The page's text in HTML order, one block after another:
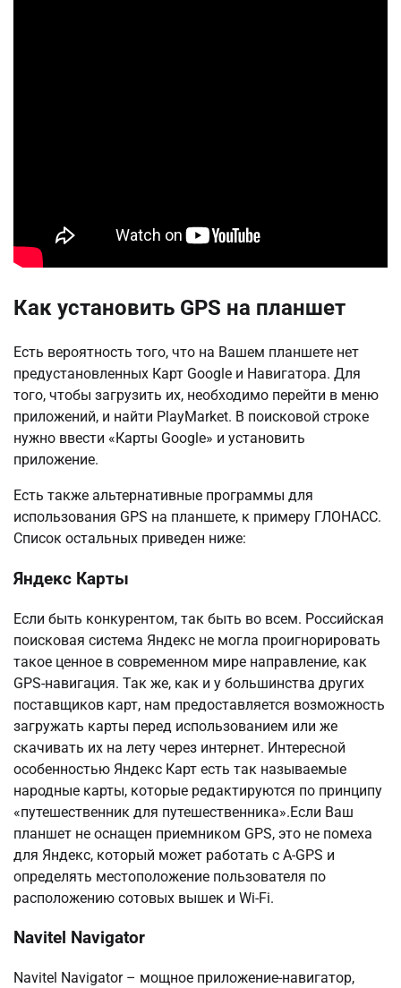
Как установить GPS на планшет
Есть вероятность того, что на Вашем планшете нет
предустановленных Карт Google и Навигатора. Для
того, чтобы загрузить их, необходимо перейти в меню
приложений, и найти PlayMarket. В поисковой строке
нужно ввести «Карты Google» и установить
приложение.
Есть также альтернативные программы для
использования GPS на планшете, к примеру ГЛОНАСС.
Список остальных приведен ниже:
Яндекс Карты
Если быть конкурентом, так быть во всем. Российская
поисковая система Яндекс не могла проигнорировать
такое ценное в современном мире направление, как
GPS-навигация. Так же, как и у большинства других
поставщиков карт, нам предоставляется возможность
загружать карты перед использованием или же
скачивать их на лету через интернет. Интересной
особенностью Яндекс Карт есть так называемые
народные карты, которые редактируются по принципу
«путешественник для путешественника».Если Ваш
планшет не оснащен приемником GPS, это не помеха
для Яндекс, который может работать с A-GPS и
определять местоположение пользователя по
расположению сотовых вышек и Wi-Fi.
Navitel Navigator
Navitel Navigator – мощное приложение-навигатор,